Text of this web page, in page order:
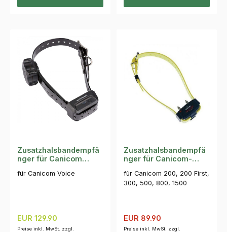
Zusatzhalsbandempfä
nger für Canicom
für Canicom Voice
Regulärer Preis:
EUR 129.90
Preise inkl. MwSt. zzgl.
Zusatzhalsbandempfä
nger für Canicom-
für Canicom 200, 200 First,
300, 500, 800, 1500
Verkaufspreis:
EUR 89.90
Preise inkl. MwSt. zzgl.